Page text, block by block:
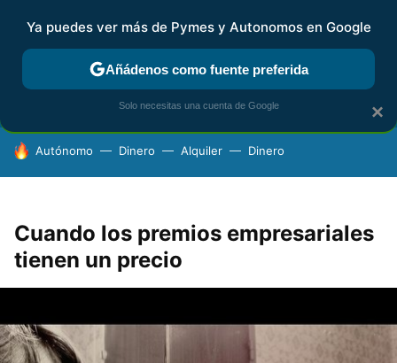
FISCALIDAD Y CONTABILIDAD KIT DIGITAL RENTA
HOY SE HABLA DE
Autónomo Dinero Alquiler Dinero
Cuando los premios empresariales
tienen un precio
×
Ya puedes ver más de Pymes y Autonomos en Google
Añádenos como fuente preferida
Solo necesitas una cuenta de Google